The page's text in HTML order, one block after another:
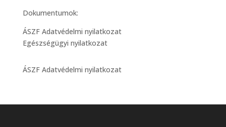
Dokumentumok:
ÁSZF Adatvédelmi nyilatkozat
Egészségügyi nyilatkozat
ÁSZF Adatvédelmi nyilatkozat